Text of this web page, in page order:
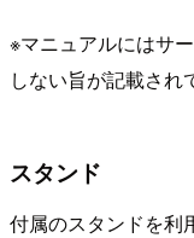
※マニュアルにはサ
しない旨が記載され
スタンド
付属のスタンドを利